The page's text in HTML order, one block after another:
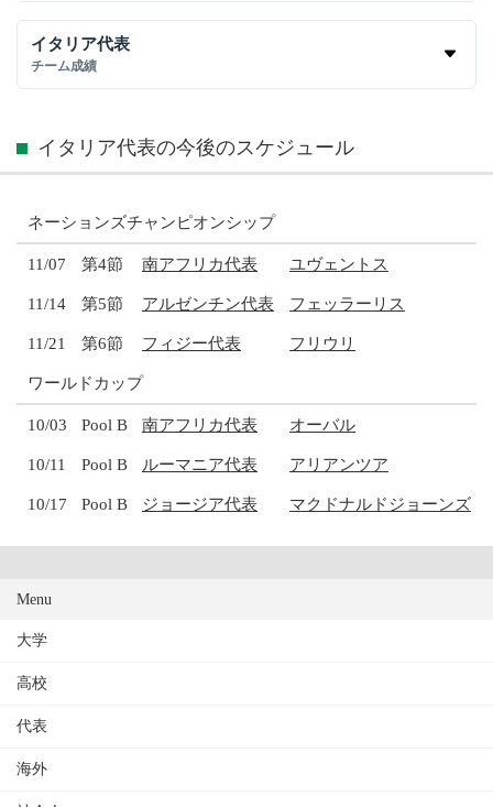
イタリア代表
チーム成績
イタリア代表の今後のスケジュール
ネーションズチャンピオンシップ
11/07 第4節 南アフリカ代表 ユヴェントス
11/14 第5節 アルゼンチン代表 フェッラーリス
11/21 第6節 フィジー代表 フリウリ
ワールドカップ
10/03 Pool B 南アフリカ代表 オーバル
10/11 Pool B ルーマニア代表 アリアンツア
10/17 Pool B ジョージア代表 マクドナルドジョーンズ
Menu
大学
高校
代表
海外